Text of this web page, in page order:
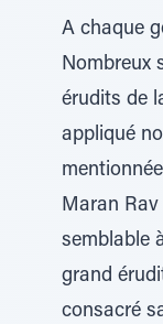
A chaque
Nombreux
érudits de
appliqué
Maran
semblable
grand
consacré